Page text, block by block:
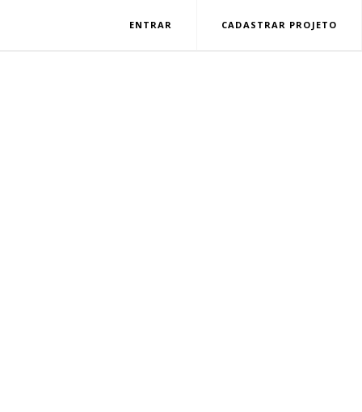
ENTRAR CADASTRAR PROJETO